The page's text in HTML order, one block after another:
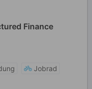
Finance
Jobrad